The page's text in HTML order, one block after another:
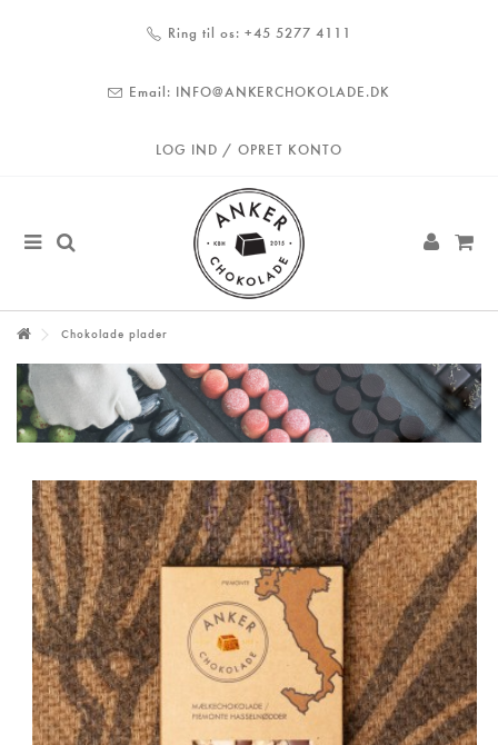
Ring til os: +45 5277 4111
Email: INFO@ANKERCHOKOLADE.DK
LOG IND / OPRET KONTO
Chokolade plader
CHOKOLADE
PLADER
DER ER 4 VARER.